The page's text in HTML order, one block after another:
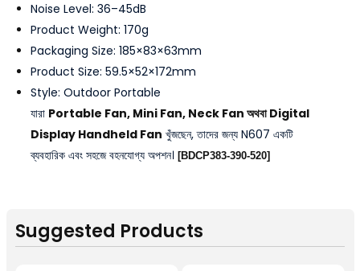
Noise Level: 36–45dB
Product Weight: 170g
Packaging Size: 185×83×63mm
Product Size: 59.5×52×172mm
Style: Outdoor Portable
যারা Portable Fan, Mini Fan, Neck Fan অথবা Digital
Display Handheld Fan খুঁজছেন, তাদের জন্য N607 একটি
ব্যবহারিক এবং সহজে বহনযোগ্য অপশন। [BDCP383-390-520]
Suggested Products